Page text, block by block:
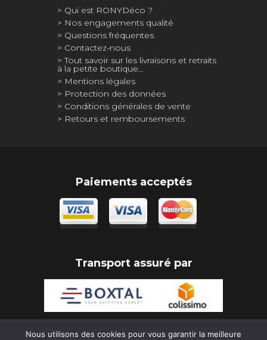
Qui est RONYDéco ?
Nos engagements qualité
Questions fréquentes
Contactez-nous
Tout savoir sur les livraisons et retraits
à la petite boutique…
Mentions légales
Protection des données
Conditions générales de vente
Retours et remboursements
Paiements acceptés
Transport assuré par
Nous utilisons des cookies pour vous garantir la meilleure